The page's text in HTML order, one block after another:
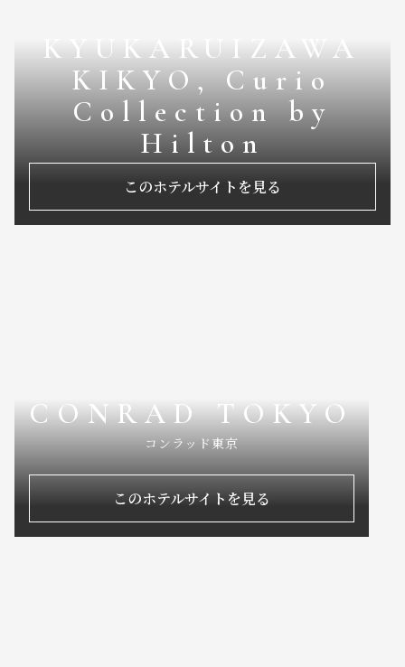
KYUKARUIZAWA
KIKYO, Curio
Collection by
Hilton
このホテルサイトを見る
CONRAD TOKYO
コンラッド東京
このホテルサイトを見る